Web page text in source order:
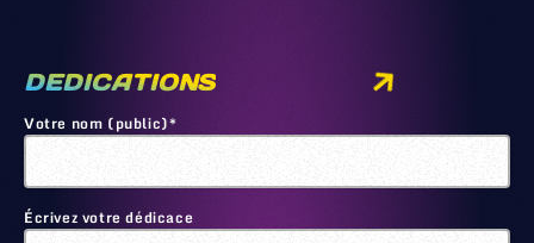
DEDICATIONS
Votre nom (public)*
Écrivez votre dédicace